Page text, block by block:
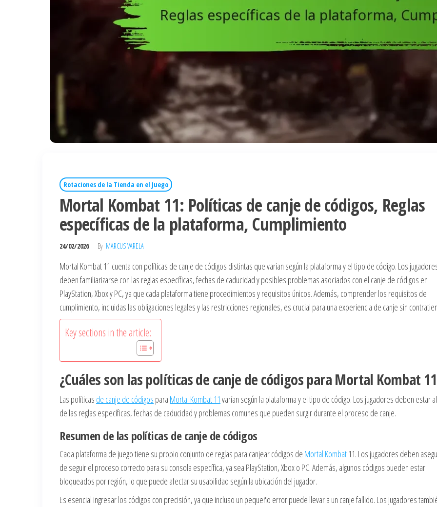
Rotaciones de la Tienda en el Juego
Mortal Kombat 11: Políticas de canje de códigos, Reglas
específicas de la plataforma, Cumplimiento
24/02/2026 By MARCUS VARELA
Mortal Kombat 11 cuenta con políticas de canje de códigos distintas que varían según la plataforma y el tipo de código. Los
deben familiarizarse con las reglas específicas, fechas de caducidad y posibles problemas asociados con el canje de códigos en
PlayStation, Xbox y PC, ya que cada plataforma tiene procedimientos y requisitos únicos. Además, comprender los requisitos de
cumplimiento, incluidas las obligaciones legales y las restricciones regionales, es crucial para una experiencia de canje sin
Key sections in the article:
¿Cuáles son las políticas de canje de códigos para Mortal Kombat
Las políticas de canje de códigos para Mortal Kombat 11 varían según la plataforma y el tipo de código. Los jugadores deben estar
de las reglas específicas, fechas de caducidad y problemas comunes que pueden surgir durante el proceso de canje.
Resumen de las políticas de canje de códigos
Cada plataforma de juego tiene su propio conjunto de reglas para canjear códigos de Mortal Kombat 11. Los jugadores deben
de seguir el proceso correcto para su consola específica, ya sea PlayStation, Xbox o PC. Además, algunos códigos pueden estar
bloqueados por región, lo que puede afectar su usabilidad según la ubicación del jugador.
Es esencial ingresar los códigos con precisión, ya que incluso un pequeño error puede llevar a un canje fallido. Los jugadores